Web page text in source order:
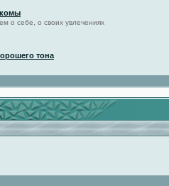
о себе, о своих увлечениях
тона